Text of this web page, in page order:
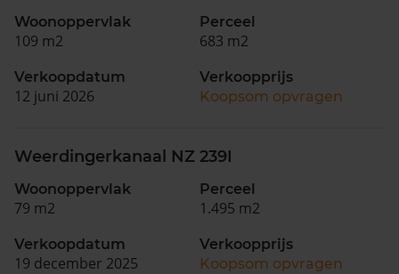
Woonoppervlak
109 m2
Perceel
683 m2
Verkoopdatum
12 juni 2026
Verkoopprijs
Koopsom opvragen
Weerdingerkanaal NZ 239I
Woonoppervlak
79 m2
Perceel
1.495 m2
Verkoopdatum
19 december 2025
Verkoopprijs
Koopsom opvragen